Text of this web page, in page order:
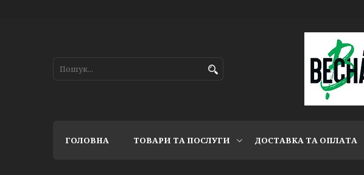
ГОЛОВНА ТОВАРИ ТА ПОСЛУГИ ДОСТАВКА ТА ОПЛАТА